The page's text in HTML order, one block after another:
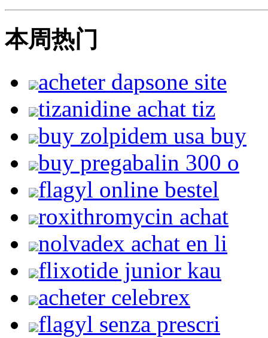
本周热门
acheter dapsone site
tizanidine achat tiz
buy zolpidem usa buy
buy pregabalin 300 o
flagyl online bestel
roxithromycin achat
nolvadex achat en li
flixotide junior kau
acheter celebrex
flagyl senza prescri